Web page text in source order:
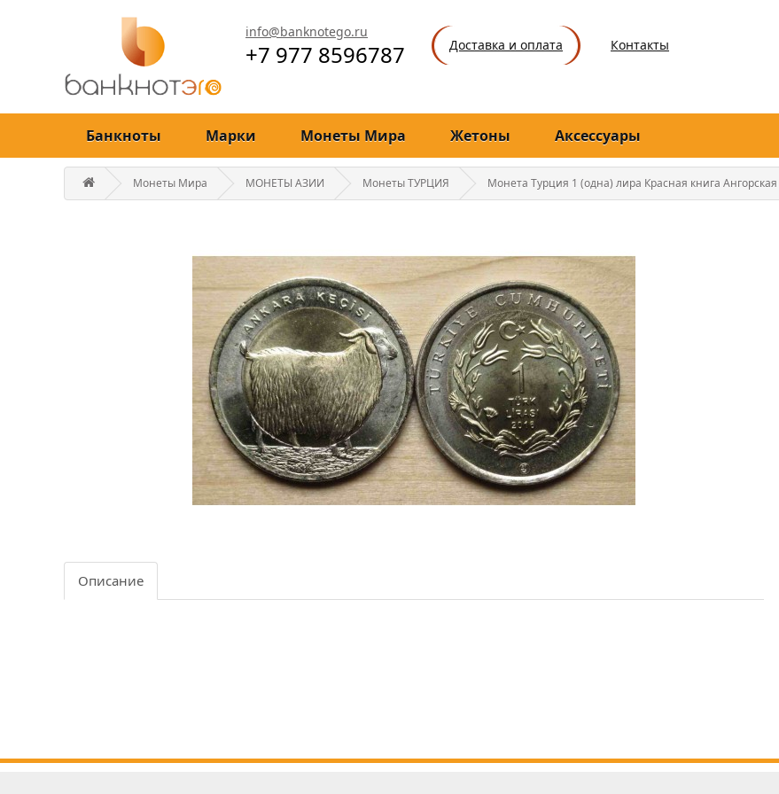
info@banknotego.ru
+7 977 8596787 Доставка и оплата Контакты
Банкноты Марки Монеты Мира Жетоны Аксессуары
Монеты Мира МОНЕТЫ АЗИИ Монеты ТУРЦИЯ Монета Турция 1 (одна) лира Красная книга Ангорская
Описание